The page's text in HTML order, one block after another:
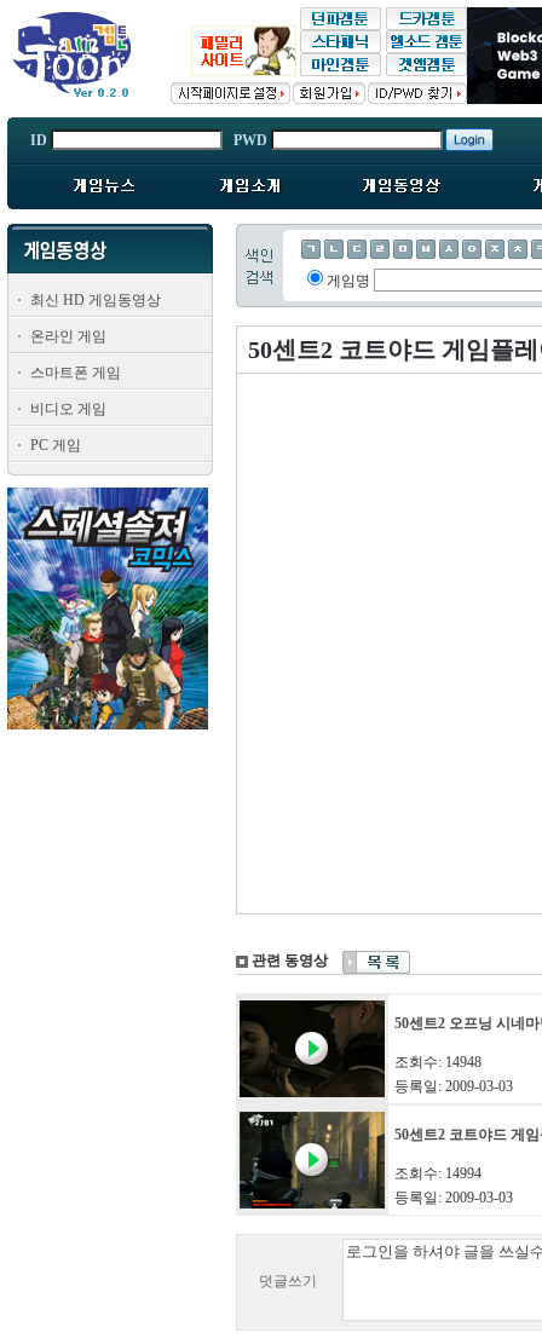
ID PWD
최신 HD 게임동영상
온라인 게임
스마트폰 게임
비디오 게임
PC 게임
게임명
50센트2 코트야드 게임플
관련 동영상
50센트2 오프닝 시네
조회수: 14948
등록일: 2009-03-03
50센트2 코트야드 게
조회수: 14994
등록일: 2009-03-03
덧글쓰기